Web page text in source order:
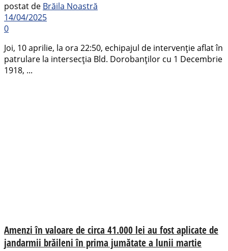
postat de Brăila Noastră
14/04/2025
0
Joi, 10 aprilie, la ora 22:50, echipajul de intervenție aflat în
patrulare la intersecția Bld. Dorobanților cu 1 Decembrie
1918, ...
Amenzi în valoare de circa 41.000 lei au fost aplicate de
jandarmii brăileni în prima jumătate a lunii martie